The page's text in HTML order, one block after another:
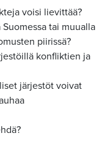
voisi lievittää?
tai muualla
piirissä?
konfliktien ja
järjestöt voivat